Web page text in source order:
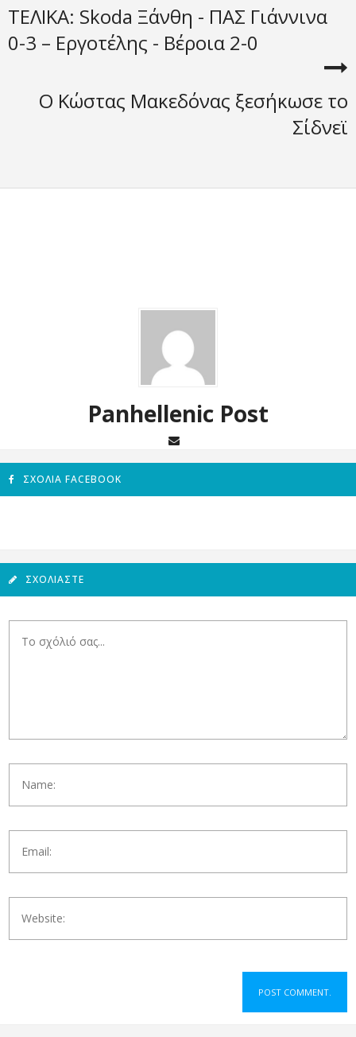
ΤΕΛΙΚΑ: Skoda Ξάνθη - ΠΑΣ Γιάννινα
0-3 – Εργοτέλης - Βέροια 2-0
Ο Κώστας Μακεδόνας ξεσήκωσε το
Σίδνεϊ
Panhellenic Post
ΣΧΌΛΙΑ FACEBOOK
ΣΧΟΛΙΆΣΤΕ